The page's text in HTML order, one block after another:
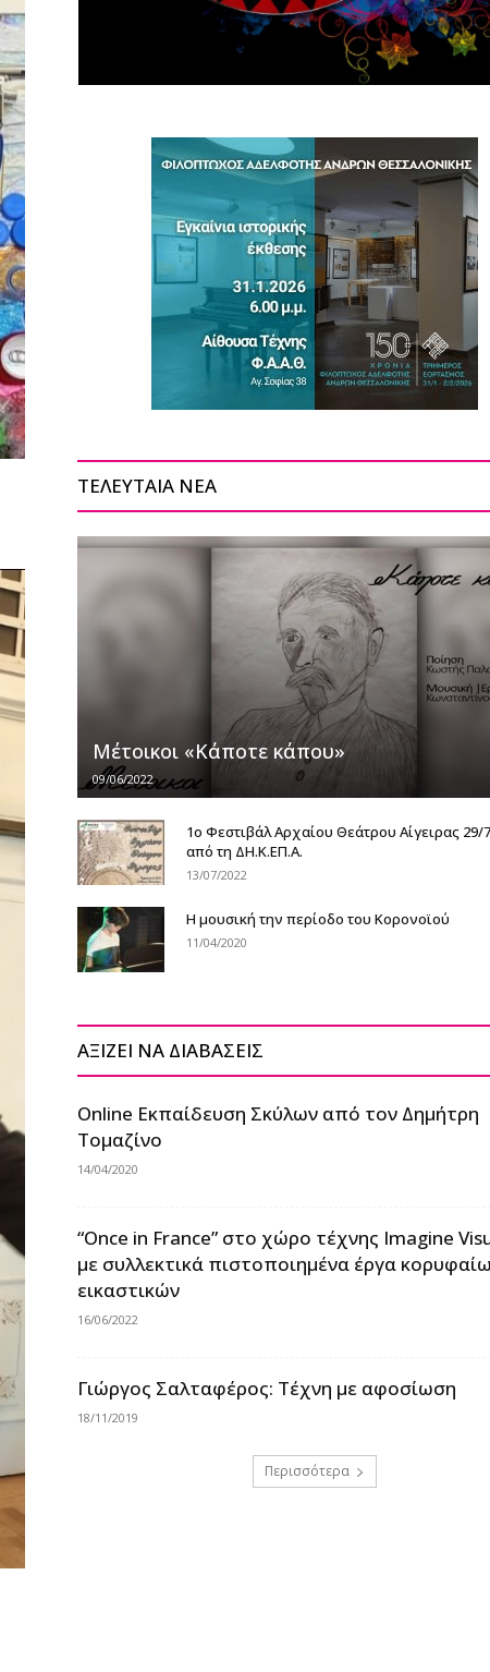
ΤΕΛΕΥΤΑΙΑ ΝΕΑ
Μέτοικοι «Κάποτε κάπου»
09/06/2022
1ο Φεστιβάλ Αρχαίου Θεάτρου Αίγειρας 29/
από τη ΔΗ.Κ.ΕΠ.Α.
13/07/2022
Η μουσική την περίοδο του Κορονοϊού
11/04/2020
ΑΞΙΖΕΙ ΝΑ ΔΙΑΒΑΣΕΙΣ
Online Εκπαίδευση Σκύλων από τον Δημήτρη
Τομαζίνο
14/04/2020
“Once in France” στο χώρο τέχνης Imagine
με συλλεκτικά πιστοποιημένα έργα
εικαστικών
16/06/2022
Γιώργος Σαλταφέρος: Τέχνη με αφοσίωση
18/11/2019
Περισσότερα